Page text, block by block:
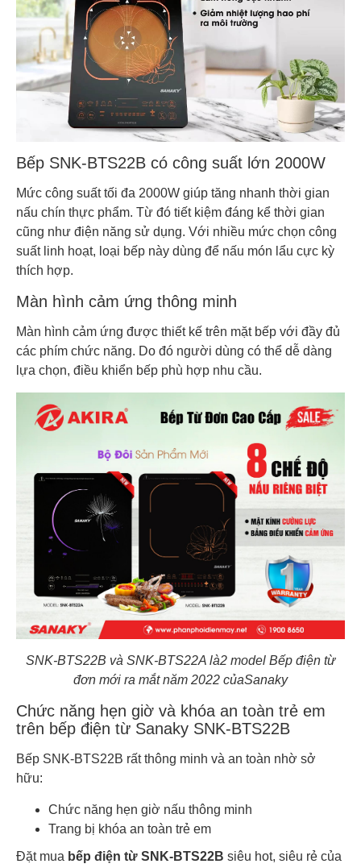
Bếp SNK-BTS22B có công suất lớn 2000W
Mức công suất tối đa 2000W giúp tăng nhanh thời gian
nấu chín thực phẩm. Từ đó tiết kiệm đáng kể thời gian
cũng như điện năng sử dụng. Với nhiều mức chọn công
suất linh hoạt, loại bếp này dùng để nấu món lẩu cực kỳ
thích hợp.
Màn hình cảm ứng thông minh
Màn hình cảm ứng được thiết kế trên mặt bếp với đầy đủ
các phím chức năng. Do đó người dùng có thể dễ dàng
lựa chọn, điều khiển bếp phù hợp nhu cầu.
SNK-BTS22B và SNK-BTS22A là2 model Bếp điện từ
đơn mới ra mắt năm 2022 củaSanaky
Chức năng hẹn giờ và khóa an toàn trẻ em
trên bếp điện từ Sanaky SNK-BTS22B
Bếp SNK-BTS22B rất thông minh và an toàn nhờ sở
hữu:
Chức năng hẹn giờ nấu thông minh
Trang bị khóa an toàn trẻ em
Đặt mua bếp điện từ SNK-BTS22B siêu hot, siêu rẻ của